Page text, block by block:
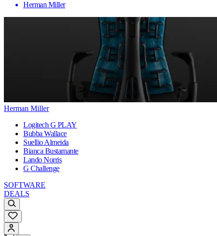
Herman Miller
Herman Miller
Logitech G PLAY
Bubba Wallace
Suellio Almeida
Bianca Bustamante
Lando Norris
G Challenge
SOFTWARE
DEALS